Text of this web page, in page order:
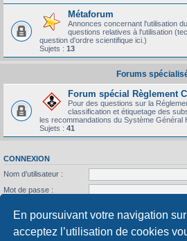
En poursuivant votre navigation
acceptez l’utilisation de cookies
Métaforum
Annonces concernant l'utilisation
questions relatives à l'utilisation
question d'ordre scientifique ici.)
Sujets : 13
Forums
Forum spécial Règlement
Pour des questions sur la
classification et étiquetage des
les recommandations du Système Général
Sujets : 41
CONNEXION
Nom d’utilisateur :
Mot de passe :
STATISTIQUES